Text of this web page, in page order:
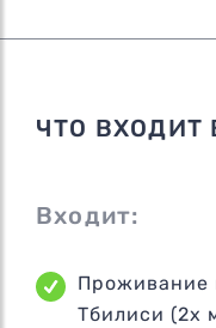
ЧТО ВХОДИТ
Входит:
Проживание
Тбилиси (2х